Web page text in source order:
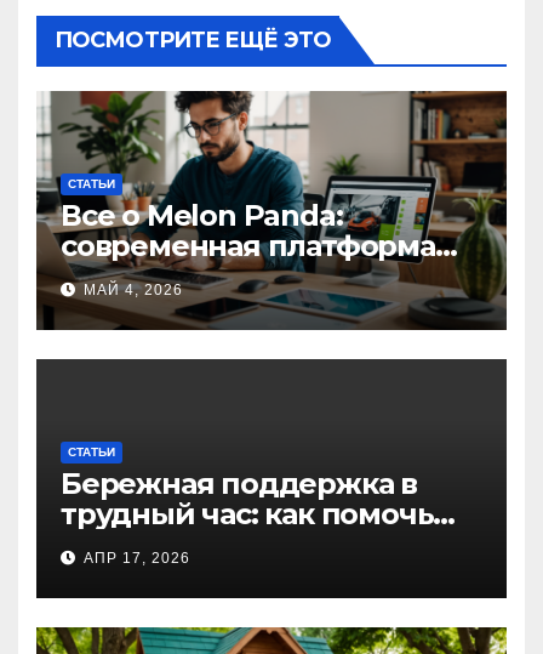
ПОСМОТРИТЕ ЕЩЁ ЭТО
СТАТЬИ
Все о Melon Panda:
современная платформа
для творческих
профессионалов и
любителей
МАЙ 4, 2026
СТАТЬИ
Бережная поддержка в
трудный час: как помочь
близкому справиться с
алкогольной
интоксикацией и
сохранить семью
АПР 17, 2026